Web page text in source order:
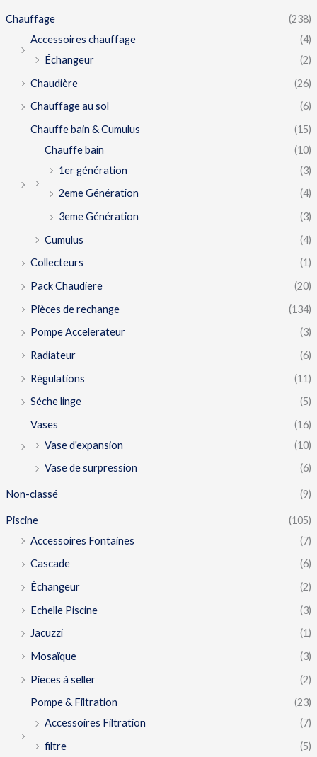
Chauffage
(238)
Accessoires chauffage
(4)
Échangeur
(2)
Chaudière
(26)
Chauffage au sol
(6)
Chauffe bain & Cumulus
(15)
Chauffe bain
(10)
1er génération
(3)
2eme Génération
(4)
3eme Génération
(3)
Cumulus
(4)
Collecteurs
(1)
Pack Chaudiere
(20)
Pièces de rechange
(134)
Pompe Accelerateur
(3)
Radiateur
(6)
Régulations
(11)
Séche linge
(5)
Vases
(16)
Vase d'expansion
(10)
Vase de surpression
(6)
Non-classé (9)
Piscine
(105)
Accessoires Fontaines
(7)
Cascade
(6)
Échangeur
(2)
Echelle Piscine
(3)
Jacuzzi
(1)
Mosaïque
(3)
Pieces à seller
(2)
Pompe & Filtration
(23)
Accessoires Filtration
(7)
filtre
(5)